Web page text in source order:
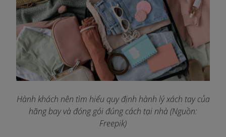
Hành khách nên tìm hiểu quy định hành lý xách tay của
hãng bay và đóng gói đúng cách tại nhà (Nguồn:
Freepik)